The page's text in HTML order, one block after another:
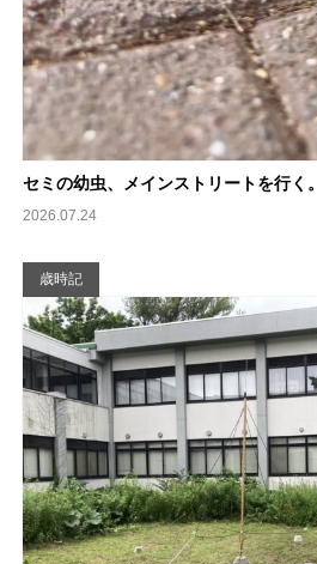
セミの幼虫、メインストリートを行く。
2026.07.24
歳時記